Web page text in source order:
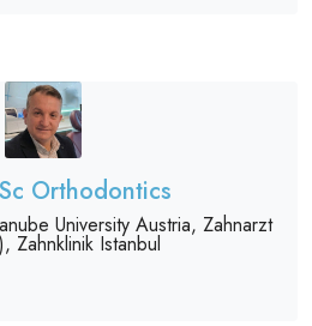
Orthodontics
University Austria, Zahnarzt
Zahnklinik Istanbul